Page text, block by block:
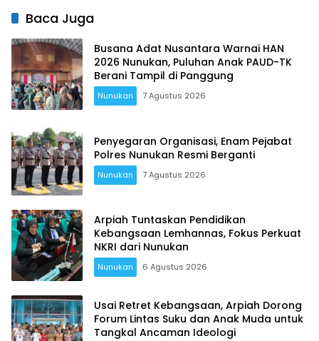
Baca Juga
Busana Adat Nusantara Warnai HAN
2026 Nunukan, Puluhan Anak PAUD-TK
Berani Tampil di Panggung
Nunukan 7 Agustus 2026
Penyegaran Organisasi, Enam Pejabat
Polres Nunukan Resmi Berganti
Nunukan 7 Agustus 2026
Arpiah Tuntaskan Pendidikan
Kebangsaan Lemhannas, Fokus Perkuat
NKRI dari Nunukan
Nunukan 6 Agustus 2026
Usai Retret Kebangsaan, Arpiah Dorong
Forum Lintas Suku dan Anak Muda untuk
Tangkal Ancaman Ideologi